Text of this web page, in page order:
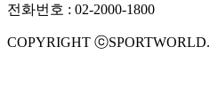
전화번호 : 02-2000-1800
COPYRIGHT